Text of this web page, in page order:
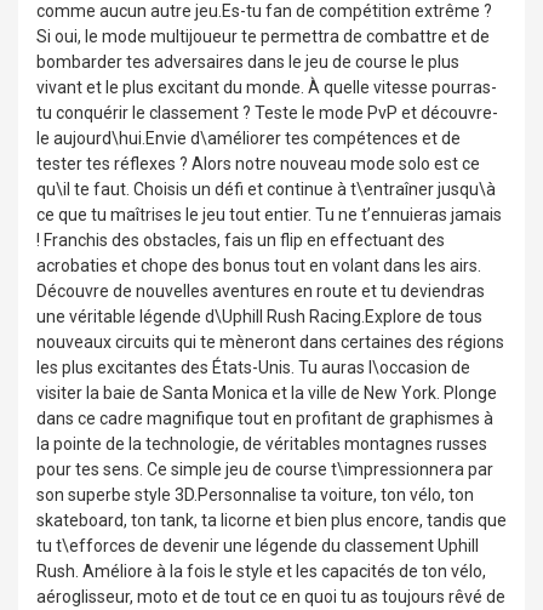
comme aucun autre jeu.Es-tu fan de compétition extrême ?
Si oui, le mode multijoueur te permettra de combattre et de
bombarder tes adversaires dans le jeu de course le plus
vivant et le plus excitant du monde. À quelle vitesse pourras-
tu conquérir le classement ? Teste le mode PvP et découvre-
le aujourd\hui.Envie d\améliorer tes compétences et de
tester tes réflexes ? Alors notre nouveau mode solo est ce
qu\il te faut. Choisis un défi et continue à t\entraîner jusqu\à
ce que tu maîtrises le jeu tout entier. Tu ne t’ennuieras jamais
! Franchis des obstacles, fais un flip en effectuant des
acrobaties et chope des bonus tout en volant dans les airs.
Découvre de nouvelles aventures en route et tu deviendras
une véritable légende d\Uphill Rush Racing.Explore de tous
nouveaux circuits qui te mèneront dans certaines des régions
les plus excitantes des États-Unis. Tu auras l\occasion de
visiter la baie de Santa Monica et la ville de New York. Plonge
dans ce cadre magnifique tout en profitant de graphismes à
la pointe de la technologie, de véritables montagnes russes
pour tes sens. Ce simple jeu de course t\impressionnera par
son superbe style 3D.Personnalise ta voiture, ton vélo, ton
skateboard, ton tank, ta licorne et bien plus encore, tandis que
tu t\efforces de devenir une légende du classement Uphill
Rush. Améliore à la fois le style et les capacités de ton vélo,
aéroglisseur, moto et de tout ce en quoi tu as toujours rêvé de